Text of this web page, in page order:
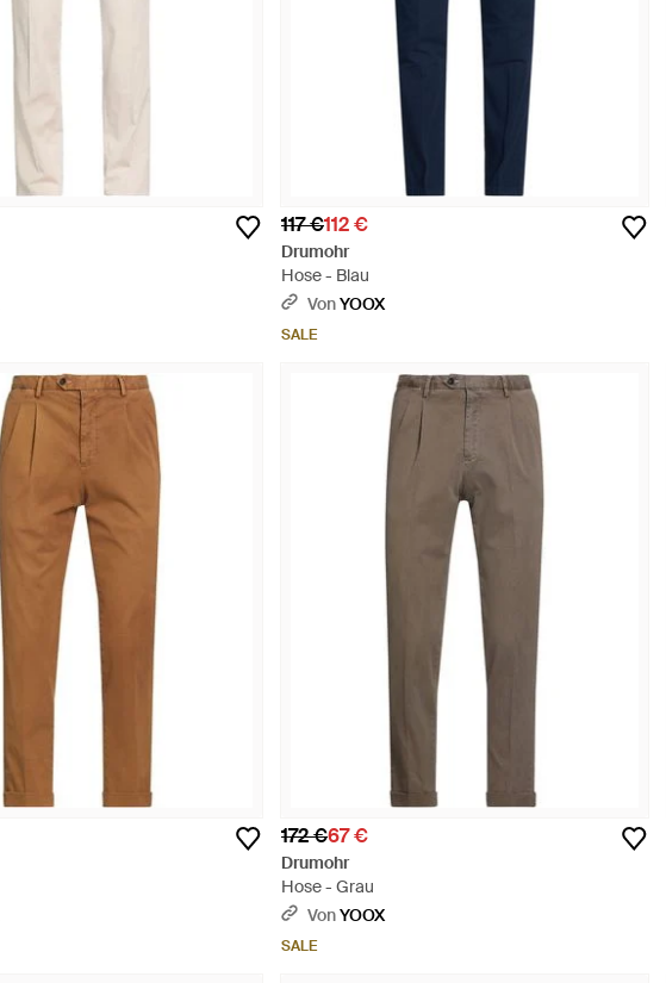
117 €112 €
Drumohr
Hose - Blau
VonYOOX
SALE
172 €67 €
Drumohr
Hose - Grau
VonYOOX
SALE